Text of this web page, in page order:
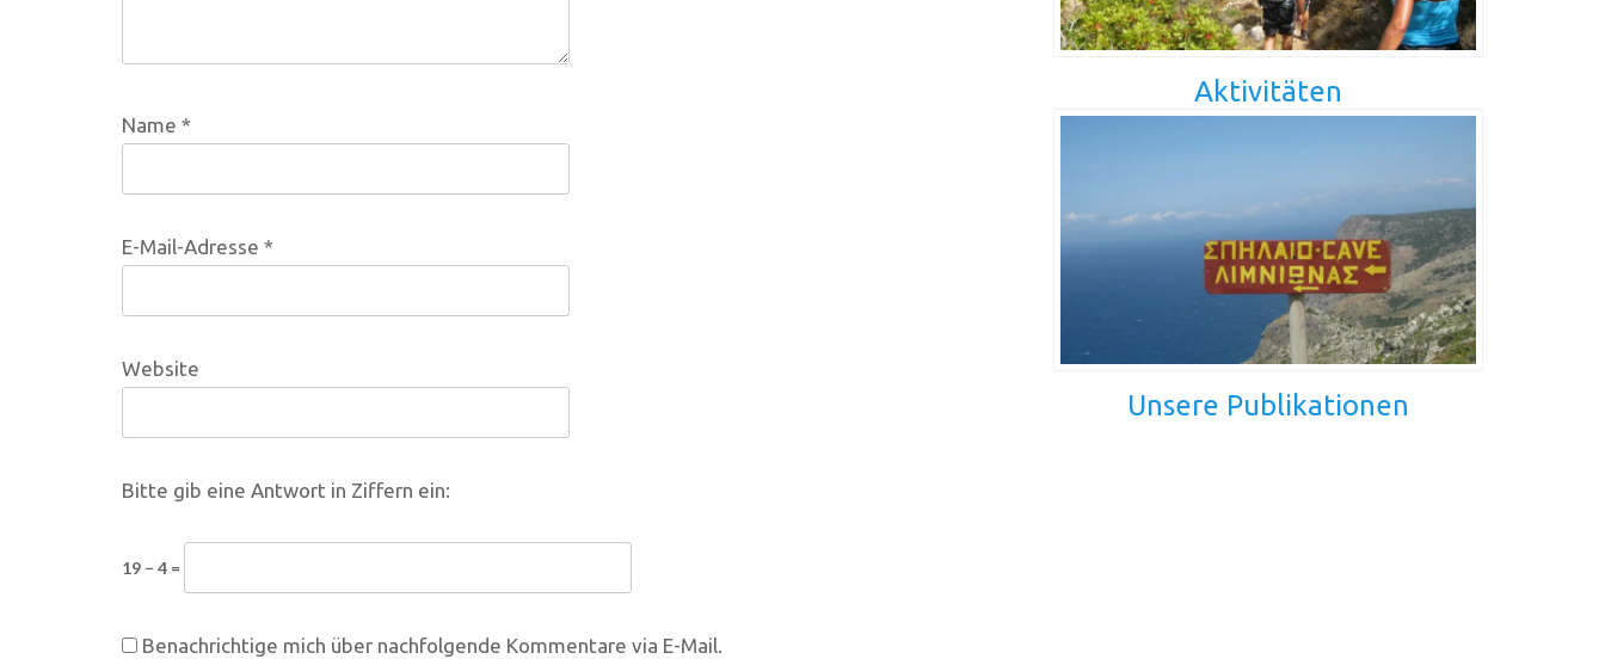
Name *
E-Mail-Adresse *
Website
Bitte gib eine Antwort in Ziffern ein:
19 − 4 =
Benachrichtige mich über nachfolgende Kommentare via E-Mail.
Aktivitäten
Unsere Publikationen